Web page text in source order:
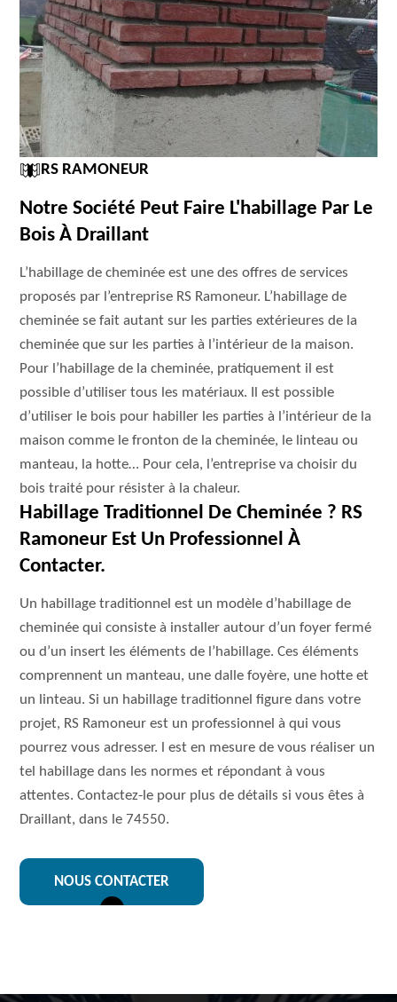
RS RAMONEUR
Notre Société Peut Faire L'habillage Par Le
Bois À Draillant
L’habillage de cheminée est une des offres de services
proposés par l’entreprise RS Ramoneur. L’habillage de
cheminée se fait autant sur les parties extérieures de la
cheminée que sur les parties à l’intérieur de la maison.
Pour l’habillage de la cheminée, pratiquement il est
possible d’utiliser tous les matériaux. Il est possible
d’utiliser le bois pour habiller les parties à l’intérieur de la
maison comme le fronton de la cheminée, le linteau ou
manteau, la hotte… Pour cela, l’entreprise va choisir du
bois traité pour résister à la chaleur.
Habillage Traditionnel De Cheminée ? RS
Ramoneur Est Un Professionnel À
Contacter.
Un habillage traditionnel est un modèle d’habillage de
cheminée qui consiste à installer autour d’un foyer fermé
ou d’un insert les éléments de l’habillage. Ces éléments
comprennent un manteau, une dalle foyère, une hotte et
un linteau. Si un habillage traditionnel figure dans votre
projet, RS Ramoneur est un professionnel à qui vous
pourrez vous adresser. l est en mesure de vous réaliser un
tel habillage dans les normes et répondant à vous
attentes. Contactez-le pour plus de détails si vous êtes à
Draillant, dans le 74550.
NOUS CONTACTER